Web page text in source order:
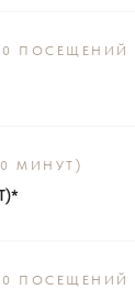
ПОСЕЩЕНИЙ
МИНУТ)
ПОСЕЩЕНИЙ